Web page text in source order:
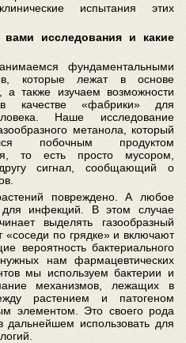
испытания этих
исследования и какие
фундаментальными
которые лежат в основе
а также изучаем возможности
в качестве «фабрики» для
Наше исследование
метанола, который
побочным продуктом
то есть просто мусором,
сигнал, сообщающий о
повреждено. А любое
инфекций. В этом случае
выделять газообразный
«соседи по грядке» и включают
вероятность бактериального
нам фармацевтических
мы используем бактерии и
механизмов, лежащих в
растением и патогеном
элементом. Это своего рода
использовать для